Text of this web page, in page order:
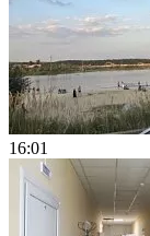
16:01